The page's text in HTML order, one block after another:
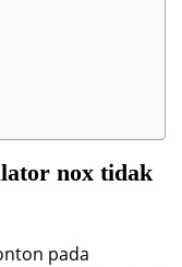
nox tidak
pada